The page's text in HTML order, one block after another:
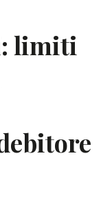
limiti